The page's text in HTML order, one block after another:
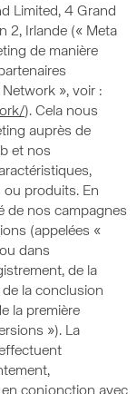
Limited, 4 Grand
2, Irlande (« Meta
de manière
», voir :
). Cela nous
auprès de
et nos
produits. En
de nos campagnes
(appelées «
dans
de la
la conclusion
la première
»). La